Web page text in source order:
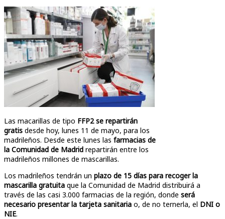
Las macarillas de tipo FFP2 se repartirán
gratis desde hoy, lunes 11 de mayo, para los
madrileños. Desde este lunes las farmacias de
la Comunidad de Madrid repartirán entre los
madrileños millones de mascarillas.
Los madrileños tendrán un plazo de 15 días para recoger la
mascarilla gratuita que la Comunidad de Madrid distribuirá a
través de las casi 3.000 farmacias de la región, donde será
necesario presentar la tarjeta sanitaria o, de no ternerla, el DNI o
NIE.